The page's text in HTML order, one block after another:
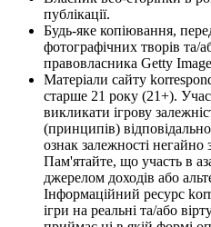
публікації.
Будь-яке копіювання,
фотографічних творів та/
правовласника Getty
Матеріали сайту
старше 21 року (21+).
викликати ігрову
(принципів)
ознак залежності негайно
Пам'ятайте, що участь в
джерелом доходів або
Інформаційний ресурс
ігри на реальні та/або